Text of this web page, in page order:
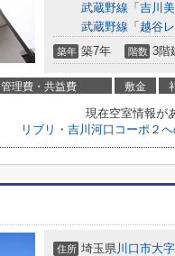
武蔵野線 「 吉川
武蔵野線 「 越谷
築年 築7年 階数 3階
管理費・共益費 敷金
現在空室情報が
リブリ・吉川河口コーポ２
住所 埼玉県川口市大